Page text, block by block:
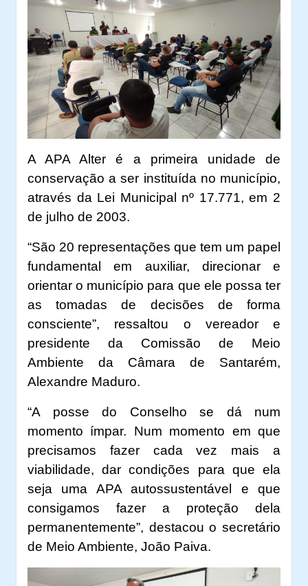
A APA Alter é a primeira unidade de
conservação a ser instituída no município,
através da Lei Municipal nº 17.771, em 2
de julho de 2003.
“São 20 representações que tem um papel
fundamental em auxiliar, direcionar e
orientar o município para que ele possa ter
as tomadas de decisões de forma
consciente”, ressaltou o vereador e
presidente da Comissão de Meio
Ambiente da Câmara de Santarém,
Alexandre Maduro.
“A posse do Conselho se dá num
momento ímpar. Num momento em que
precisamos fazer cada vez mais a
viabilidade, dar condições para que ela
seja uma APA autossustentável e que
consigamos fazer a proteção dela
permanentemente”, destacou o secretário
de Meio Ambiente, João Paiva.